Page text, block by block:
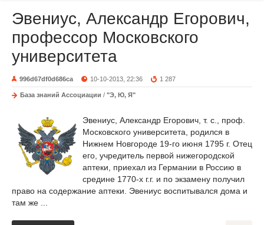
Эвениус, Александр Егорович,
профессор Московского
университета
996d67df0d686ca 10-10-2013, 22:36 1 287
База знаний Ассоциации / "Э, Ю, Я"
Эвениус, Александр Егорович, т. с., проф.
Московского университета, родился в
Нижнем Новгороде 19-го июня 1795 г. Отец
его, учредитель первой нижегородской
аптеки, приехал из Германии в Россию в
средине 1770-х г.г. и по экзамену получил
право на содержание аптеки. Эвениус воспитывался дома и
там же ...